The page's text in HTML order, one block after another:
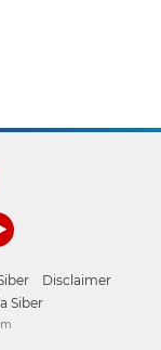
Disclaimer
Siber